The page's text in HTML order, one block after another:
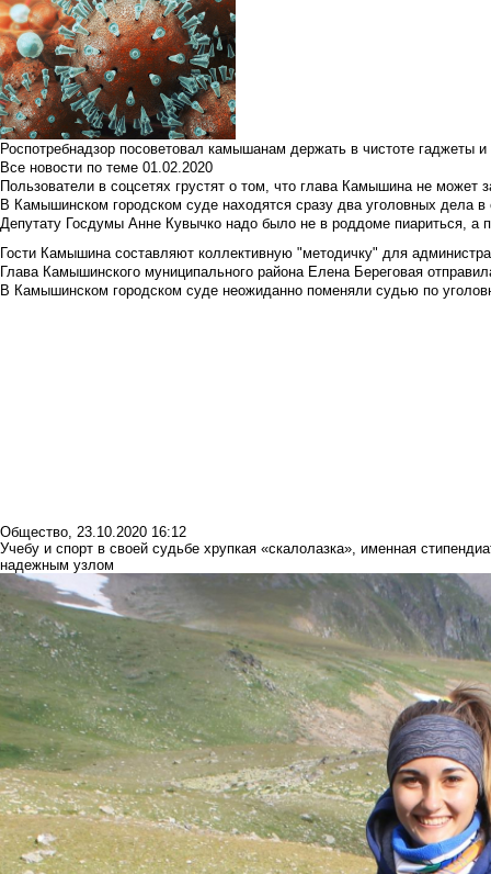
Роспотребнадзор посоветовал камышанам держать в чистоте гаджеты
Все новости по теме 01.02.2020
Пользователи в соцсетях грустят о том, что глава Камышина не может
В Камышинском городском суде находятся сразу два уголовных дела
Депутату Госдумы Анне Кувычко надо было не в роддоме пиариться, а
Гости Камышина составляют коллективную "методичку" для
Глава Камышинского муниципального района Елена Береговая
В Камышинском городском суде неожиданно поменяли судью по
Общество, 23.10.2020 16:12
Учебу и спорт в своей судьбе хрупкая «скалолазка», именная
надежным узлом